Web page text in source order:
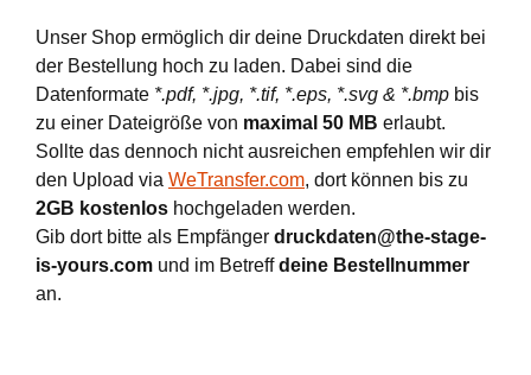
Unser Shop ermöglich dir deine Druckdaten direkt bei
der Bestellung hoch zu laden. Dabei sind die
Datenformate *.pdf, *.jpg, *.tif, *.eps, *.svg & *.bmp bis
zu einer Dateigröße von maximal 50 MB erlaubt.
Sollte das dennoch nicht ausreichen empfehlen wir dir
den Upload via WeTransfer.com, dort können bis zu
2GB kostenlos hochgeladen werden.
Gib dort bitte als Empfänger druckdaten@the-stage-
is-yours.com und im Betreffdeine Bestellnummer
an.